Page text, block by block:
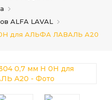
ALFA LAVAL
для АЛЬФА ЛАВАЛЬ A20